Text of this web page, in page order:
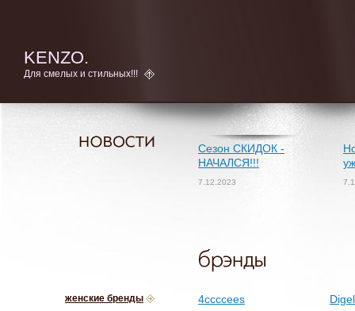
KENZO.
Для смелых и стильных!!!
Сезон СКИДОК -
НАЧАЛСЯ!!!
7.12.2023
женские бренды
4ccccees
Digel